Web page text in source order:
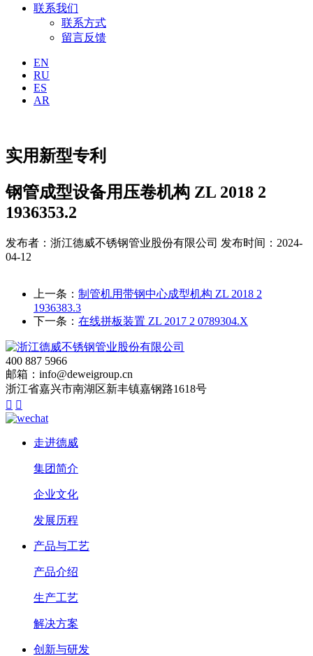
联系我们
联系方式
留言反馈
EN
RU
ES
AR
实用新型专利
钢管成型设备用压卷机构 ZL 2018 2
1936353.2
发布者：浙江德威不锈钢管业股份有限公司 发布时间：2024-
04-12
上一条： 制管机用带钢中心成型机构 ZL 2018 2
1936383.3
下一条： 在线拼板装置 ZL 2017 2 0789304.X
400 887 5966
邮箱：info@deweigroup.cn
浙江省嘉兴市南湖区新丰镇嘉钢路1618号
 
走进德威
集团简介
企业文化
发展历程
产品与工艺
产品介绍
生产工艺
解决方案
创新与研发